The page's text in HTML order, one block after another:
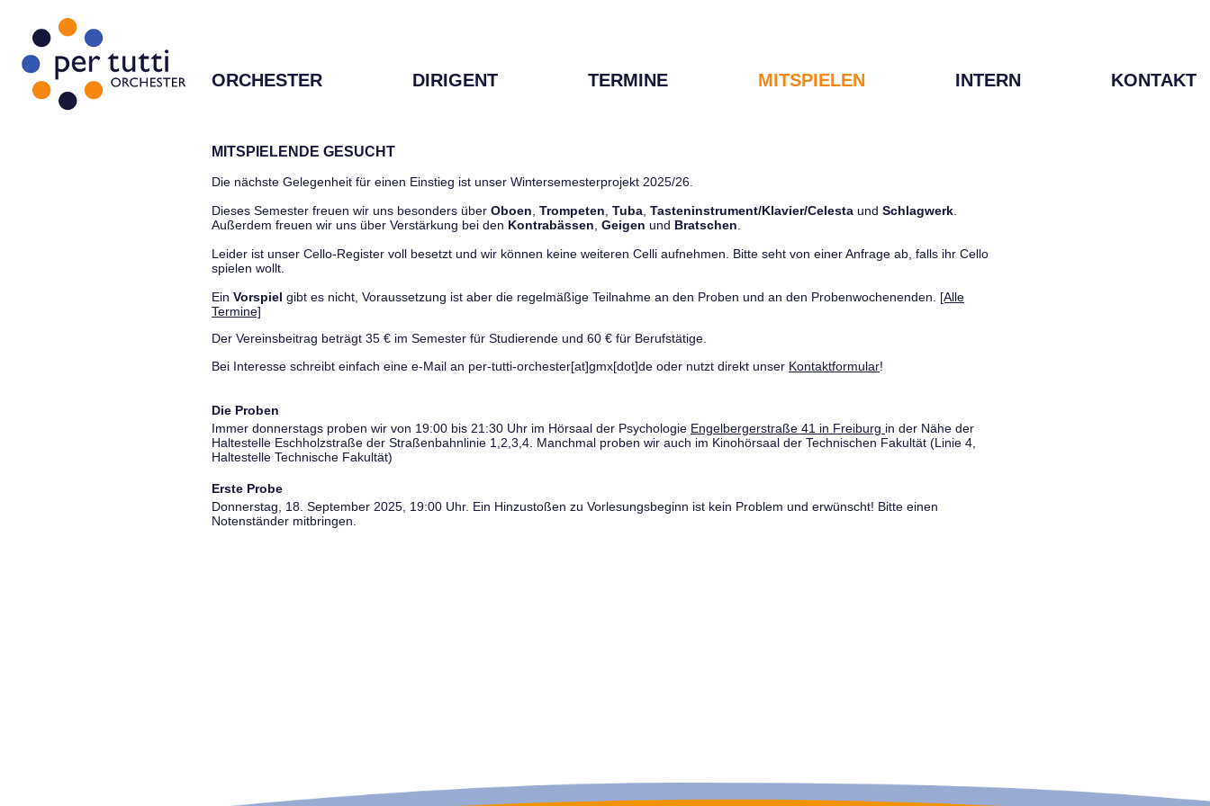
ORCHESTER DIRIGENT TERMINE MITSPIELEN INTERN KONTAKT
MITSPIELENDE GESUCHT
Die nächste Gelegenheit für einen Einstieg ist unser Wintersemesterprojekt 2025/26.
Dieses Semester freuen wir uns besonders über Oboen Trompeten Tuba Tasteninstrument/Klavier/Celesta und Schlagwerk
Außerdem freuen wir uns über Verstärkung bei den Kontrabässen Geigen und Bratschen
Leider ist unser Cello-Register voll besetzt und wir können keine weiteren Celli aufnehmen. Bitte seht von einer Anfrage ab, falls ihr Cello
spielen wollt.
Ein Vorspiel gibt es nicht, Voraussetzung ist aber die regelmäßige Teilnahme an den Proben und an den Probenwochenenden. [Alle
Termine]
Der Vereinsbeitrag beträgt 35 € im Semester für Studierende und 60 € für Berufstätige.
Bei Interesse schreibt einfach eine e-Mail an per-tutti-orchester[at]gmx[dot]de oder nutzt direkt unser Kontaktformular!
Die Proben
Immer donnerstags proben wir von 19:00 bis 21:30 Uhr im Hörsaal der Psychologie Engelbergerstraße 41 in Freiburg in der Nähe der
Haltestelle Eschholzstraße der Straßenbahnlinie 1,2,3,4. Manchmal proben wir auch im Kinohörsaal der Technischen Fakultät (Linie 4,
Haltestelle Technische Fakultät)
Erste Probe
Donnerstag, 18. September 2025, 19:00 Uhr. Ein Hinzustoßen zu Vorlesungsbeginn ist kein Problem und erwünscht! Bitte einen
Notenständer mitbringen.